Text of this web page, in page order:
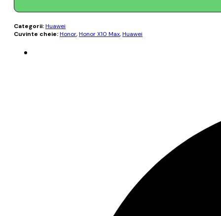
Categorii:Huawei
Cuvinte cheie:Honor,Honor X10 Max,Huawei